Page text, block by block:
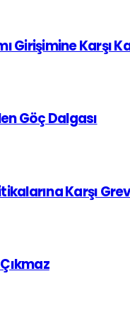
Girişimine Karşı
Göç Dalgası
Karşı